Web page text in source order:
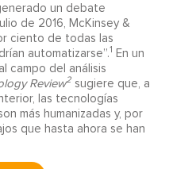
un debate
de 2016, McKinsey &
ciento de todas las
automatizarse”.1
En un
campo del análisis
Review2 sugiere que, a
las tecnologías
más humanizadas y, por
que hasta ahora se han